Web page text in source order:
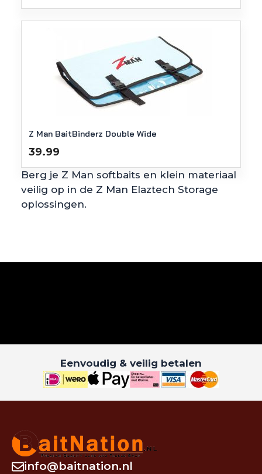
Z Man BaitBinderz Double Wide
39.99
Berg je Z Man softbaits en klein materiaal
veilig op in de Z Man Elaztech Storage
oplossingen.
Eenvoudig & veilig betalen
info@baitnation.nl